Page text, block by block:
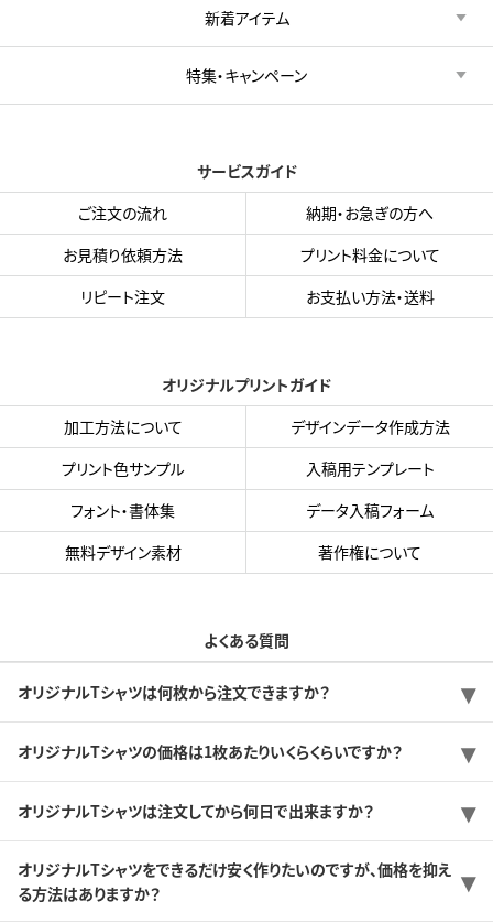
新着アイテム
特集・キャンペーン
サービスガイド
ご注文の流れ
納期・お急ぎの方へ
お見積り依頼方法
プリント料金について
リピート注文
お支払い方法・送料
オリジナルプリントガイド
加工方法について
デザインデータ作成方法
プリント色サンプル
入稿用テンプレート
フォント・書体集
データ入稿フォーム
無料デザイン素材
著作権について
よくある質問
オリジナルTシャツは何枚から注文できますか？
オリジナルTシャツの価格は1枚あたりいくらくらいですか？
オリジナルTシャツは注文してから何日で出来ますか？
オリジナルTシャツをできるだけ安く作りたいのですが、価格を抑え
る方法はありますか？